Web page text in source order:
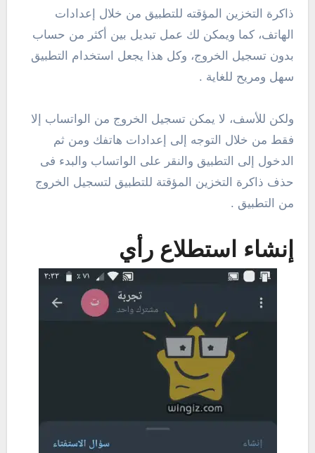
ذاكرة التخزين المؤقته للتطبيق من خلال إعدادات
الهاتف، كما ويمكن لك عمل تبديل بين أكثر من حساب
بدون تسجيل الخروج، وكل هذا يجعل استخدام التطبيق
سهل ومريح للغاية .
ولكن للأسف، لا يمكن تسجيل الخروج من الواتساب إلا
فقط من خلال التوجه إلى إعدادات هاتفك ومن ثم
الدخول إلى التطبيق والنقر على الواتساب والبدء فى
حذف ذاكرة التخزين المؤقتة للتطبيق لتسجيل الخروج
من التطبيق .
إنشاء استطلاع رأي